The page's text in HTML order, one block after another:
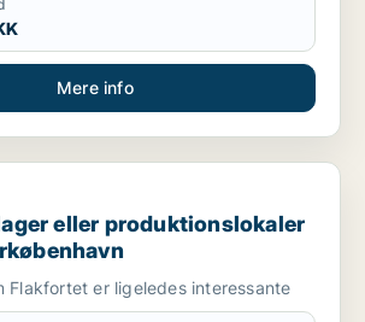
Mere info
eller produktionslokaler til salg i
eller produktionslokaler
Flakfortet er ligeledes interessante